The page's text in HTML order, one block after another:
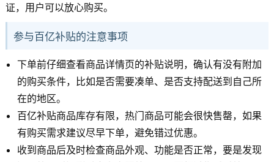
证，用户可以放心购买。
参与百亿补贴的注意事项
下单前仔细查看商品详情页的补贴说明，确认有没有附加
的购买条件，比如是否需要凑单、是否支持配送到自己所
在的地区。
百亿补贴商品库存有限，热门商品可能会很快售罄，如果
有购买需求建议尽早下单，避免错过优惠。
收到商品后及时检查商品外观、功能是否正常，要是发现